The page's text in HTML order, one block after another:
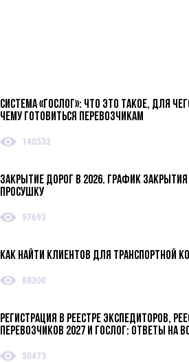
Система «ГосЛог»: что это такое, для
чему готовиться перевозчикам
140532
Закрытие дорог в 2026. График
просушку
97693
Как найти клиентов для транспортной
88300
Регистрация в реестре экспедиторов,
перевозчиков 2027 и ГосЛог: ответы на
50473